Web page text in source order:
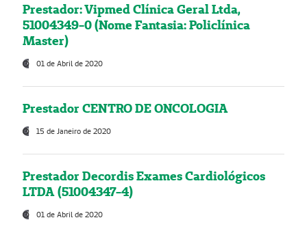
Prestador: Vipmed Clínica Geral Ltda,
51004349-0 (Nome Fantasia: Policlínica
Master)
01 de Abril de 2020
Prestador CENTRO DE ONCOLOGIA
15 de Janeiro de 2020
Prestador Decordis Exames Cardiológicos
LTDA (51004347-4)
01 de Abril de 2020